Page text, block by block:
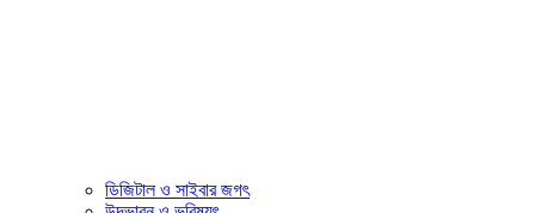
ডিজিটাল ও সাইবার জগৎ